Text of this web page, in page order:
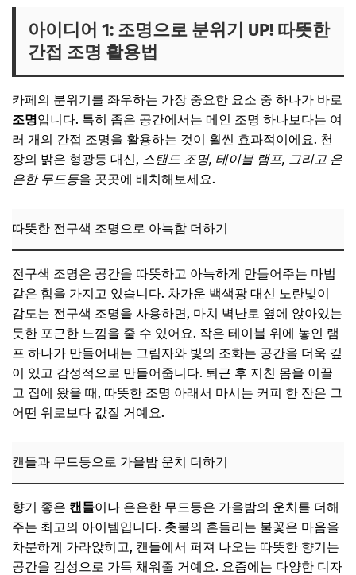
따뜻한 전구색 조명으로 아늑함 더하기
캔들과 무드등으로 가을밤 운치 더하기
📌 지금 뜨는 꿀정보! 놓치지 마세요
추가할인 코드 WRVE6
아이디어 2: 포근함을 더하는 패브릭 소품 활용
가을 감성 담은 담요와 러그
쿠션, 방석으로 좌석 업그레이드
추가할인 코드 WRVE6
아이디어 3: 공간 활용의 극대화! 컴팩트 가구 배치
접이식 테이블 또는 바 테이블 활용
수납형 스툴이나 벤치
이동식 카트 활용으로 유연성 확보
📌 지금 뜨는 꿀정보! 놓치지 마세요
아이디어 4: 자연을 담은 플랜테리어 & 드라이 플라워
작은 화분 또는 행잉 플랜트
가을 분위기 드라이 플라워/갈대 활용
미니 화병과 나뭇가지 활용
📌 지금 뜨는 꿀정보! 놓치지 마세요
아이디어 1: 조명으로 분위기 UP! 따뜻한
간접 조명 활용법
카페의 분위기를 좌우하는 가장 중요한 요소 중 하나가 바로
조명입니다. 특히 좁은 공간에서는 메인 조명 하나보다는 여
러 개의 간접 조명을 활용하는 것이 훨씬 효과적이에요. 천
장의 밝은 형광등 대신, 스탠드 조명, 테이블 램프, 그리고 은
은한 무드등을 곳곳에 배치해보세요.
따뜻한 전구색 조명으로 아늑함 더하기
전구색 조명은 공간을 따뜻하고 아늑하게 만들어주는 마법
같은 힘을 가지고 있습니다. 차가운 백색광 대신 노란빛이
감도는 전구색 조명을 사용하면, 마치 벽난로 옆에 앉아있는
듯한 포근한 느낌을 줄 수 있어요. 작은 테이블 위에 놓인 램
프 하나가 만들어내는 그림자와 빛의 조화는 공간을 더욱 깊
이 있고 감성적으로 만들어줍니다. 퇴근 후 지친 몸을 이끌
고 집에 왔을 때, 따뜻한 조명 아래서 마시는 커피 한 잔은 그
어떤 위로보다 값질 거예요.
캔들과 무드등으로 가을밤 운치 더하기
향기 좋은 캔들이나 은은한 무드등은 가을밤의 운치를 더해
주는 최고의 아이템입니다. 촛불의 흔들리는 불꽃은 마음을
차분하게 가라앉히고, 캔들에서 퍼져 나오는 따뜻한 향기는
공간을 감성으로 가득 채워줄 거예요. 요즘에는 다양한 디자